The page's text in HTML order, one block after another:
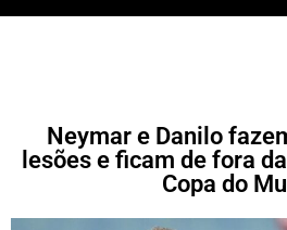
Neymar e Danilo
lesões e ficam de fora
Copa do